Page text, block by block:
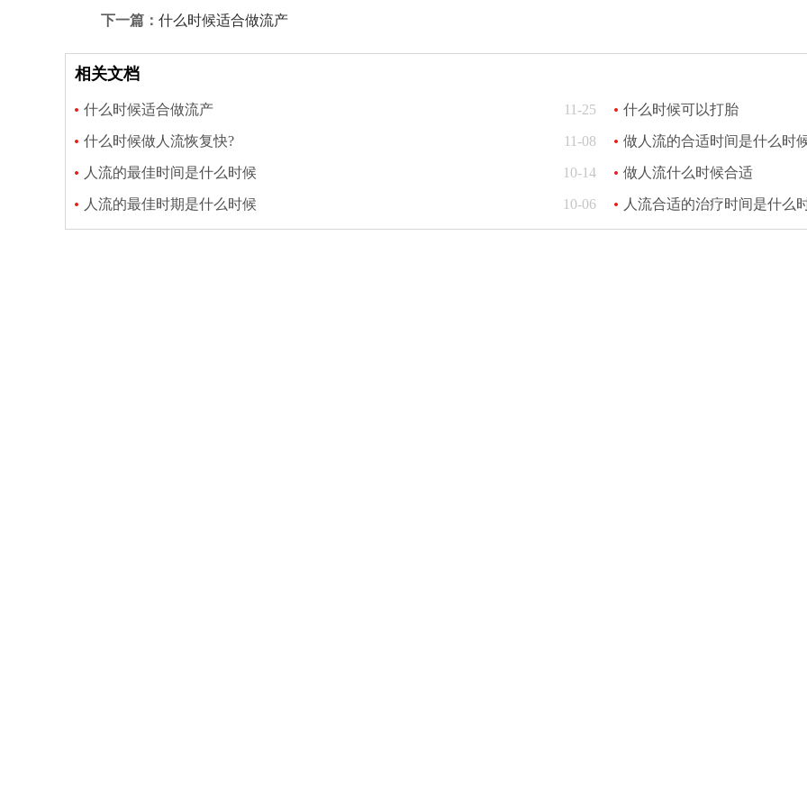
下一篇： 什么时候适合做流产
相关文档
什么时候适合做流产 11-25 什么时候可以打胎
什么时候做人流恢复快? 11-08 做人流的合适时间是什么时
人流的最佳时间是什么时候 10-14 做人流什么时候合适
人流的最佳时期是什么时候 10-06 人流合适的治疗时间是什么